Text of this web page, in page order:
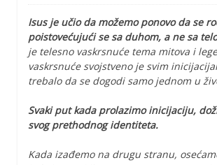
Isus je učio da možemo ponovo da se
poistovećujući se sa duhom, a ne sa
je telesno vaskrsnuće tema mitova i
vaskrsnuće svojstveno je svim
trebalo da se dogodi samo jednom u
Svaki put kada prolazimo inicijaciju,
svog prethodnog identiteta.
Kada izađemo na drugu stranu,